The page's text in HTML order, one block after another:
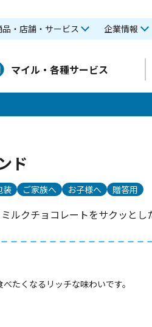
品・店舗・サービス 企業情報
マイル・各種サービス
ド
装 ご家族へ お子様へ 贈答用
ルクチョコレートをサクッとし
たくなるリッチな味わいです。